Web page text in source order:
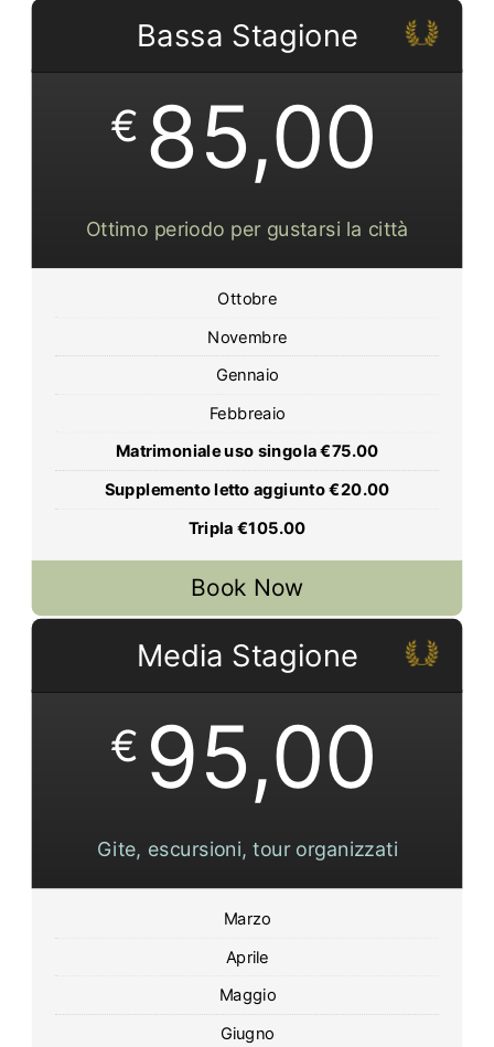
Bassa Stagione
€ 85,00
Ottimo periodo per gustarsi la città
Ottobre
Novembre
Gennaio
Febbreaio
Matrimoniale uso singola €75.00
Supplemento letto aggiunto €20.00
Tripla €105.00
Book Now
Media Stagione
€ 95,00
Gite, escursioni, tour organizzati
Marzo
Aprile
Maggio
Giugno